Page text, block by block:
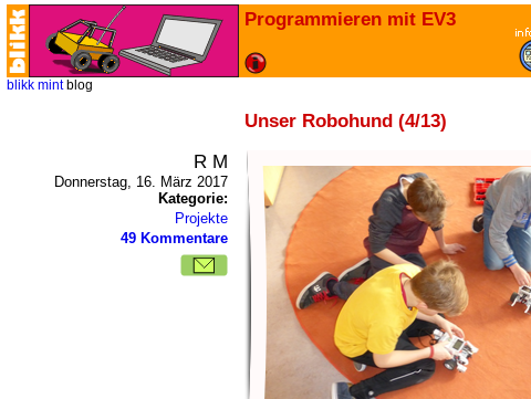
Programmieren mit EV3
blikk mint blog
Unser Robohund (4/13)
R M
Donnerstag, 16. März 2017
Kategorie:
Projekte
49 Kommentare